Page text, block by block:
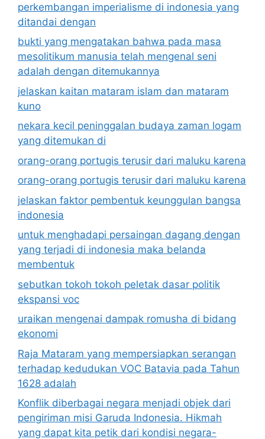
perkembangan imperialisme di indonesia yang
ditandai dengan
bukti yang mengatakan bahwa pada masa
mesolitikum manusia telah mengenal seni
adalah dengan ditemukannya
jelaskan kaitan mataram islam dan mataram
kuno
nekara kecil peninggalan budaya zaman logam
yang ditemukan di
orang-orang portugis terusir dari maluku karena
orang-orang portugis terusir dari maluku karena
jelaskan faktor pembentuk keunggulan bangsa
indonesia
untuk menghadapi persaingan dagang dengan
yang terjadi di indonesia maka belanda
membentuk
sebutkan tokoh tokoh peletak dasar politik
ekspansi voc
uraikan mengenai dampak romusha di bidang
ekonomi
Raja Mataram yang mempersiapkan serangan
terhadap kedudukan VOC Batavia pada Tahun
1628 adalah
Konflik diberbagai negara menjadi objek dari
pengiriman misi Garuda Indonesia. Hikmah
yang dapat kita petik dari kondisi negara-